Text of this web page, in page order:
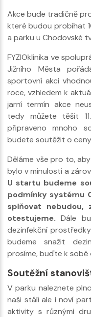
Akce bude tradičně
které budou probíhat
a parku u Chodovské
FYZIOklinika ve
Jižního Města
sportovní akci
roce, vzhledem k
jarní termín akce
tedy můžete těšit
připraveno mnoho
budete soutěžit o
Děláme vše pro to,
bylo v minulosti a
U startu budeme
podmínky systému
splňovat nebudou,
otestujeme. Dále
dezinfekční
budeme snažit
prosíme, buďte k sobě
Soutěžní
V parku naleznete
naši stálí ale i noví
aktivity s různými